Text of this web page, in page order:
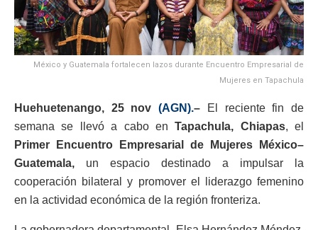
México y Guatemala fortalecen lazos durante Encuentro Empresarial de
Mujeres en Tapachula
Huehuetenango, 25 nov(AGN).– El reciente fin de
semana se llevó a cabo enTapachula, Chiapas, el
Primer Encuentro Empresarial de Mujeres México–
Guatemala, un espacio destinado a impulsar la
cooperación bilateral y promover el liderazgo femenino
en la actividad económica de la región fronteriza.